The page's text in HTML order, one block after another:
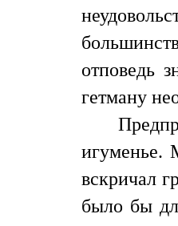
отповедь
гетману
игуменье.
вскричал
было бы